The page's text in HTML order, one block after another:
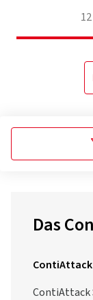
12
Das
ContiAttack
ContiAttack